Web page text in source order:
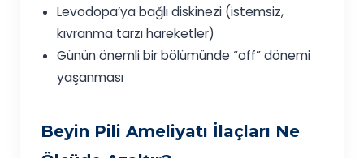
Levodopa’ya bağlı diskinezi (istemsiz,
kıvranma tarzı hareketler)
Günün önemli bir bölümünde “off” dönemi
yaşanması
Beyin Pili Ameliyatı İlaçları Ne